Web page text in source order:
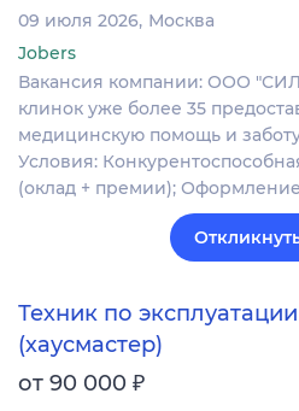
09 июля 2026 Москва
Jobers
Вакансия компании: ООО
клинок уже более 35
медицинскую помощь и
Условия:
(оклад + премии);
Техник по
(хаусмастер)
от 90 000 ₽